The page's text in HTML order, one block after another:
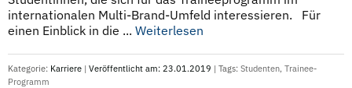
internationalen Multi-Brand-Umfeld interessieren. Für
einen Einblick in die ... Weiterlesen
Kategorie: Karriere | Veröffentlicht am: 23.01.2019 | Tags: Studenten, Trainee-
Programm